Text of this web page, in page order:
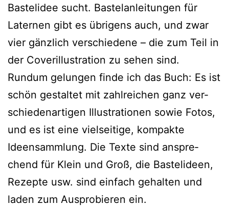
Bastelidee sucht. Bastelanleitungen für
Laternen gibt es übri­gens auch, und zwar
vier gänz­lich ver­schie­de­ne – die zum Teil in
der Coverillustration zu sehen sind.
Rundum gelun­gen fin­de ich das Buch: Es ist
schön gestal­tet mit zahl­rei­chen ganz ver­
schie­den­ar­ti­gen Illustrationen sowie Fotos,
und es ist eine viel­sei­ti­ge, kom­pak­te
Ideensammlung. Die Texte sind anspre­
chend für Klein und Groß, die Bastelideen,
Rezepte usw. sind ein­fach gehal­ten und
laden zum Ausprobieren ein.